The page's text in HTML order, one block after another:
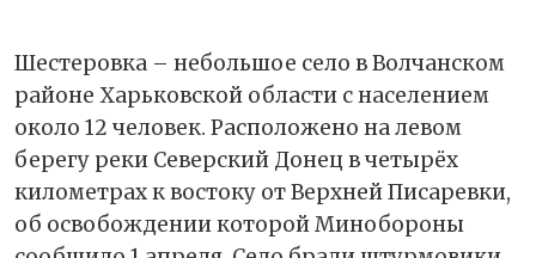
Шестеровка – небольшое село в Волчанском
районе Харьковской области с населением
около 12 человек. Расположено на левом
берегу реки Северский Донец в четырёх
километрах к востоку от Верхней Писаревки,
об освобождении которой Минобороны